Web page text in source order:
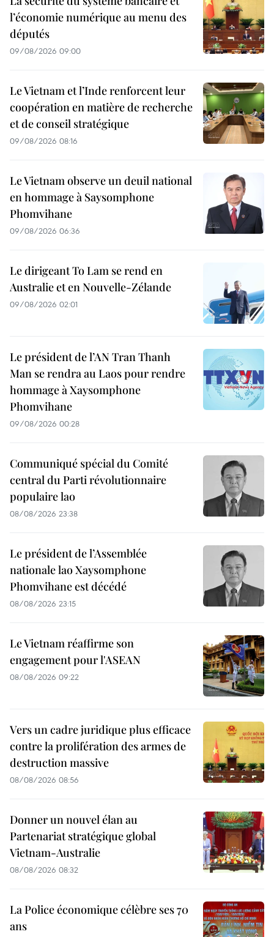
l’économie numérique au menu des
députés
09/08/2026 09:00
Le Vietnam et l’Inde renforcent leur
coopération en matière de recherche
et de conseil stratégique
09/08/2026 08:16
Le Vietnam observe un deuil national
en hommage à Saysomphone
Phomvihane
09/08/2026 06:36
Le dirigeant To Lam se rend en
Australie et en Nouvelle-Zélande
09/08/2026 02:01
Le président de l’AN Tran Thanh
Man se rendra au Laos pour rendre
hommage à Xaysomphone
Phomvihane
09/08/2026 00:28
Communiqué spécial du Comité
central du Parti révolutionnaire
populaire lao
08/08/2026 23:38
Le président de l’Assemblée
nationale lao Xaysomphone
Phomvihane est décédé
08/08/2026 23:15
Le Vietnam réaffirme son
engagement pour l'ASEAN
08/08/2026 09:22
Vers un cadre juridique plus efficace
contre la prolifération des armes de
destruction massive
08/08/2026 08:56
Donner un nouvel élan au
Partenariat stratégique global
Vietnam-Australie
08/08/2026 08:32
La Police économique célèbre ses 70
ans